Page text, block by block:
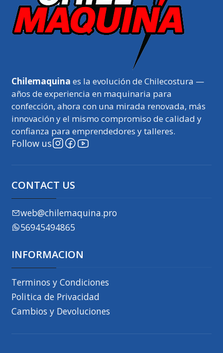
Chilemaquina es la evolución de Chilecostura —
años de experiencia en maquinaria para
confección, ahora con una mirada renovada, más
innovación y el mismo compromiso de calidad y
confianza para emprendedores y talleres.
Follow us
CONTACT US
web@chilemaquina.pro
56945494865
INFORMACION
Terminos y Condiciones
Politica de Privacidad
Cambios y Devoluciones